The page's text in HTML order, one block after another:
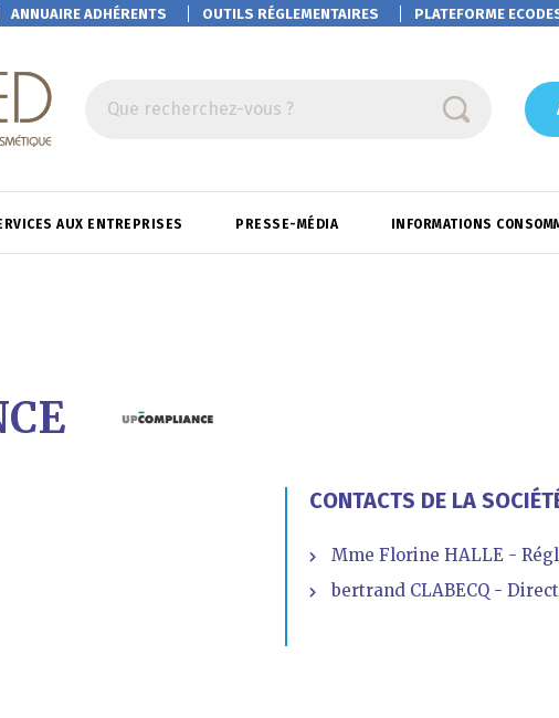
ANNUAIRE ADHÉRENTS OUTILS RÉGLEMENTAIRES PLATEFORME
Que recherchez-vous ?
AUX ENTREPRISES PRESSE-MÉDIA INFORMATIONS
CONTACTS DE LA
Mme Florine HALLE -
bertrand CLABECQ -